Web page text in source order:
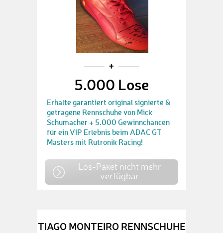
5.000 Lose
Erhalte garantiert original signierte &
getragene Rennschuhe von Mick
Schumacher + 5.000 Gewinnchancen
für ein VIP Erlebnis beim ADAC GT
Masters mit Rutronik Racing!
Los-Paket nicht mehr
verfügbar
TIAGO MONTEIRO RENNSCHUHE